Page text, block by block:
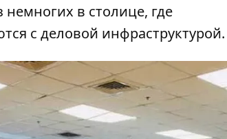
в столице, где
с деловой инфраструктурой.